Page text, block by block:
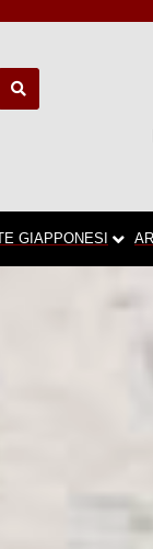
GIAPPONESI